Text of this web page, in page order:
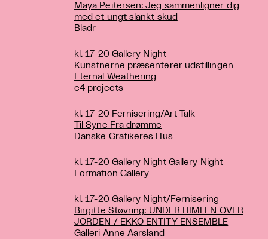
Maya Peitersen: Jeg sammenligner dig
med et ungt slankt skud
Bladr
kl. 17-20 Gallery Night
Kunstnerne præsenterer udstillingen
Eternal Weathering
c4 projects
kl. 17-20 Fernisering/Art Talk
Til Syne Fra drømme
Danske Grafikeres Hus
kl. 17-20 Gallery Night Gallery Night
Formation Gallery
kl. 17-20 Gallery Night/Fernisering
Birgitte Støvring: UNDER HIMLEN OVER
JORDEN / EKKO ENTITY ENSEMBLE
Galleri Anne Aarsland